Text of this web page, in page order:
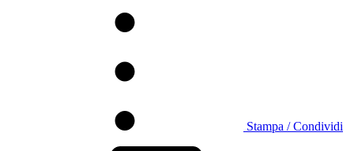
Stampa / Condividi